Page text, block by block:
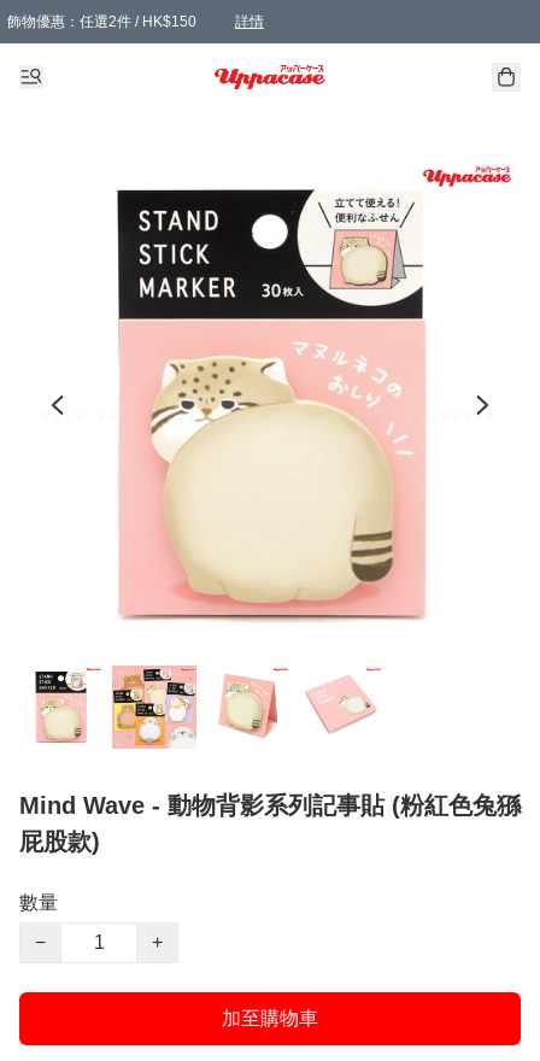
飾物優惠：任選2件 / HK$150 詳情
髮飾優惠：任選2件 / HK$100 詳情
精選襪子優惠：任選3對 / HK$115 詳情
滿額免運：本地訂單滿港幣350元可享免運費優惠
Mind Wave - 動物背影系列記事貼 (粉紅色兔猻
屁股款)
數量
−
+
加至購物車